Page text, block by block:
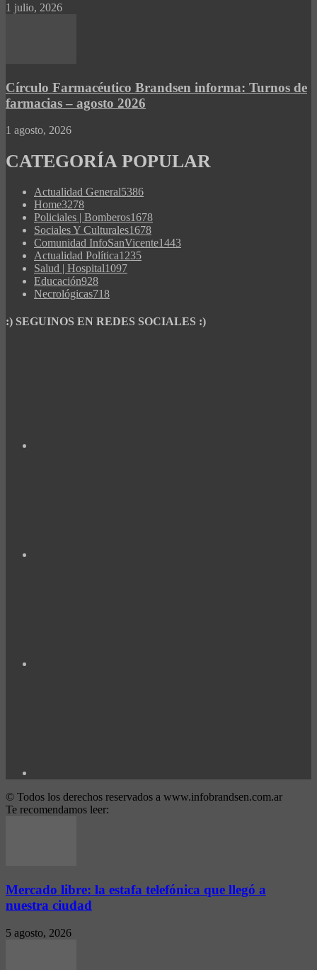
1 julio, 2026
Círculo Farmacéutico Brandsen informa: Turnos de
farmacias – agosto 2026
1 agosto, 2026
CATEGORÍA POPULAR
Actualidad General5386
Home3278
Policiales | Bomberos1678
Sociales Y Culturales1678
Comunidad InfoSanVicente1443
Actualidad Política1235
Salud | Hospital1097
Educación928
Necrológicas718
:) SEGUINOS EN REDES SOCIALES :)
© Todos los derechos reservados a www.infobrandsen.com.ar
Te recomendamos leer:
Mercado libre: la estafa telefónica que llegó a
nuestra ciudad
5 agosto, 2026